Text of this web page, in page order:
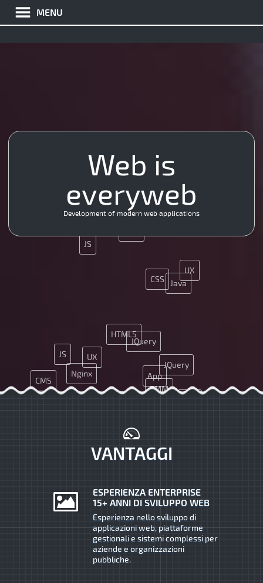
MENU
MySQL
HTML5
JS
JQuery
Nginx
SMM
UX
CSS
App
PHP
MySQL
JS
JQuery
Nginx
SMM
Java
UX
API
CMS
Git
Web is
everyweb
Development of modern web applications
VANTAGGI
ESPERIENZA ENTERPRISE
15+ ANNI DI SVILUPPO WEB
Esperienza nello sviluppo di
applicazioni web, piattaforme
gestionali e sistemi complessi per
aziende e organizzazioni
pubbliche.